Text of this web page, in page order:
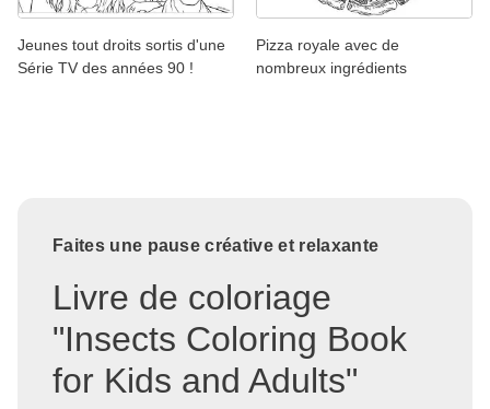
Jeunes tout droits sortis d'une
Série TV des années 90 !
Pizza royale avec de
nombreux ingrédients
Faites une pause créative et relaxante
Livre de coloriage
"Insects Coloring Book
for Kids and Adults"